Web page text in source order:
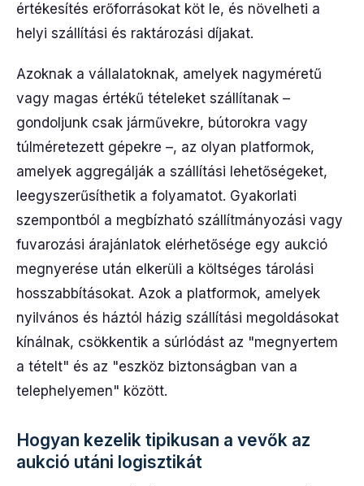
értékesítés erőforrásokat köt le, és növelheti a
helyi szállítási és raktározási díjakat.
Azoknak a vállalatoknak, amelyek nagyméretű
vagy magas értékű tételeket szállítanak –
gondoljunk csak járművekre, bútorokra vagy
túlméretezett gépekre –, az olyan platformok,
amelyek aggregálják a szállítási lehetőségeket,
leegyszerűsíthetik a folyamatot. Gyakorlati
szempontból a megbízható szállítmányozási vagy
fuvarozási árajánlatok elérhetősége egy aukció
megnyerése után elkerüli a költséges tárolási
hosszabbításokat. Azok a platformok, amelyek
nyilvános és háztól házig szállítási megoldásokat
kínálnak, csökkentik a súrlódást az "megnyertem
a tételt" és az "eszköz biztonságban van a
telephelyemen" között.
Hogyan kezelik tipikusan a vevők az
aukció utáni logisztikát